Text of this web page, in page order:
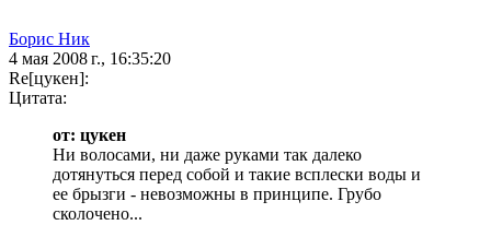
Борис Ник
4 мая 2008 г., 16:35:20
Re[цукен]:
Цитата:
от: цукен
Ни волосами, ни даже руками так далеко
дотянуться перед собой и такие всплески воды и
ее брызги - невозможны в принципе. Грубо
сколочено...